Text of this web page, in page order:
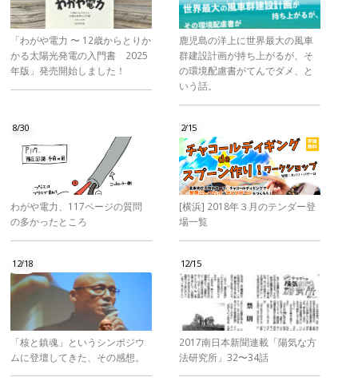
「わがや電力 〜 12歳からとりか
かる太陽光発電の入門書 2025
年版」発売開始しました！
鹿児島の洋上に世界最大の風車
群建設計画が持ち上がるが、そ
の環境配慮書がてんでダメ、と
いう話。
8/30
わがや電力、117ページの質問
の多かったところ
2/15
[横浜] 2018年３月のテンダー登
場一覧
12/18
「核と鎮魂」というシンポジウ
ムに登壇してきた、その感想。
12/15
2017南日本新聞連載「陽気な方
法研究所」32〜34話